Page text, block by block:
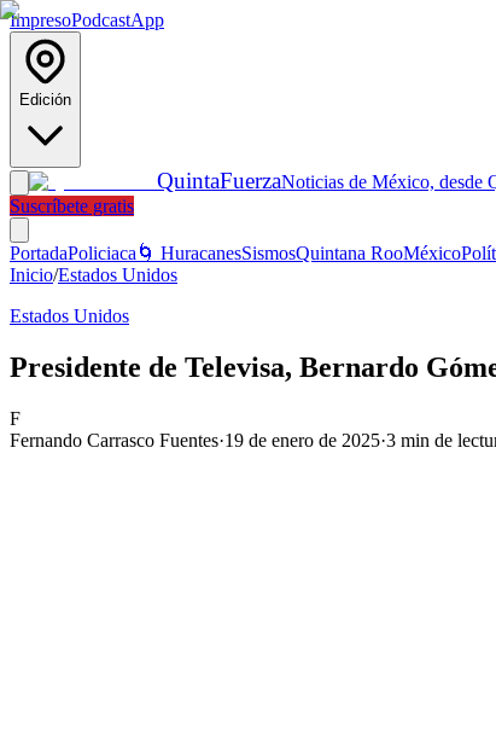
ImpresoPodcastApp
Edición
QuintaFuerzaNoticias de México, desde
Suscríbete gratis
PortadaPoliciaca 🌀 HuracanesSismosQuintana RooMéxico
Inicio/Estados Unidos
Estados Unidos
Presidente de Televisa, Bernardo
F
Fernando Carrasco Fuentes·19 de enero de 2025·3 min de